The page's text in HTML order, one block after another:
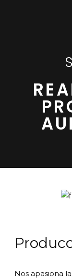
Nos apasiona